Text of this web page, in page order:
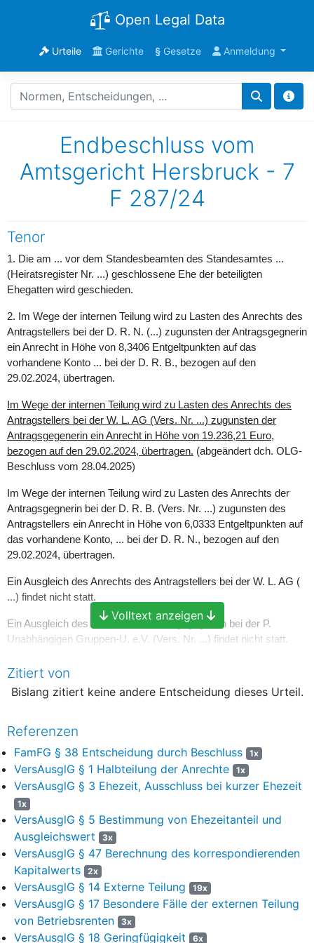
Open Legal Data
Urteile Gerichte §Gesetze Anmeldung
Endbeschluss vom
Amtsgericht Hersbruck - 7
F 287/24
Tenor
1. Die am ... vor dem Standesbeamten des Standesamtes ...
(Heiratsregister Nr. ...) geschlossene Ehe der beteiligten
Ehegatten wird geschieden.
2. Im Wege der internen Teilung wird zu Lasten des Anrechts des
Antragstellers bei der D. R. N. (...) zugunsten der Antragsgegnerin
ein Anrecht in Höhe von 8,3406 Entgeltpunkten auf das
vorhandene Konto ... bei der D. R. B., bezogen auf den
29.02.2024, übertragen.
Im Wege der internen Teilung wird zu Lasten des Anrechts des
Antragstellers bei der W. L. AG (Vers. Nr. ...) zugunsten der
Antragsgegenerin ein Anrecht in Höhe von 19.236,21 Euro,
bezogen auf den 29.02.2024, übertragen. (abgeändert dch. OLG-
Beschluss vom 28.04.2025)
Im Wege der internen Teilung wird zu Lasten des Anrechts der
Antragsgegnerin bei der D. R. B. (Vers. Nr. ...) zugunsten des
Antragstellers ein Anrecht in Höhe von 6,0333 Entgeltpunkten auf
das vorhandene Konto, ... bei der D. R. N., bezogen auf den
29.02.2024, übertragen.
Ein Ausgleich des Anrechts des Antragstellers bei der W. L. AG (
...) findet nicht statt.
Ein Ausgleich des Anrechts der Antragsgegnerin bei der P.
Unabhängigen Gruppen-U. e.V. (Vers. Nr. ...) findet nicht statt.
Ein Ausgleich des Anrechts der Antragsgegnerin bei der W. L. AG
(Vers. Nr. ...) findet nicht statt.
(Vers. Nr. ...) findet nicht statt.
Ein Ausgleich des Anrechts der Antragsgegnerin bei der W. L. AG
(Vers. Nr. ...) findet nicht statt.
Ein Ausgleich des Anrechts der Antragsgegnerin bei der D. D. E.
V. L. a.G. (Vers. Nr. ...) findet nicht statt.
3. Die Kosten des Verfahrens werden gegeneinander aufgehoben.
Gründe
1. Scheidung
Zum Scheidungsausspruch der am ... vor dem Standesbeamten
des Standesamtes ... (Heiratsregister Nr. ...) geschlossenen Ehe
der Beteiligten bedarf es keiner Begründung (
Volltext anzeigen
Zitiert von
Bislang zitiert keine andere Entscheidung dieses Urteil.
Referenzen
FamFG § 38 Entscheidung durch Beschluss 1x
VersAusglG § 1 Halbteilung der Anrechte 1x
VersAusglG § 3 Ehezeit, Ausschluss bei kurzer Ehezeit
1x
VersAusglG § 5 Bestimmung von Ehezeitanteil und
Ausgleichswert
3x
VersAusglG § 47 Berechnung des korrespondierenden
Kapitalwerts
2x
VersAusglG § 14 Externe Teilung 19x
VersAusglG § 17 Besondere Fälle der externen Teilung
von Betriebsrenten
3x
VersAusglG § 18 Geringfügigkeit 6x